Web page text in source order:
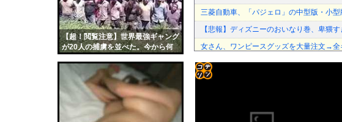
【超！閲覧注意】世界最強ギャング
が20人の捕虜を並べた。今から何
ル
三菱自動車、「パジェロ」の中型版・小
【悲報】ディズニーのおいなり巻、卑猥
女さん、ワンピースグッズを大量注文→全
ついに国産ヒューマノイド登場、人手不
【ゲーム脳】昔は多くあった「ゲーム叩
クマが害獣扱いされる風潮にドラマ脚本
【悲報】玉川徹さん、8月6日の原爆の